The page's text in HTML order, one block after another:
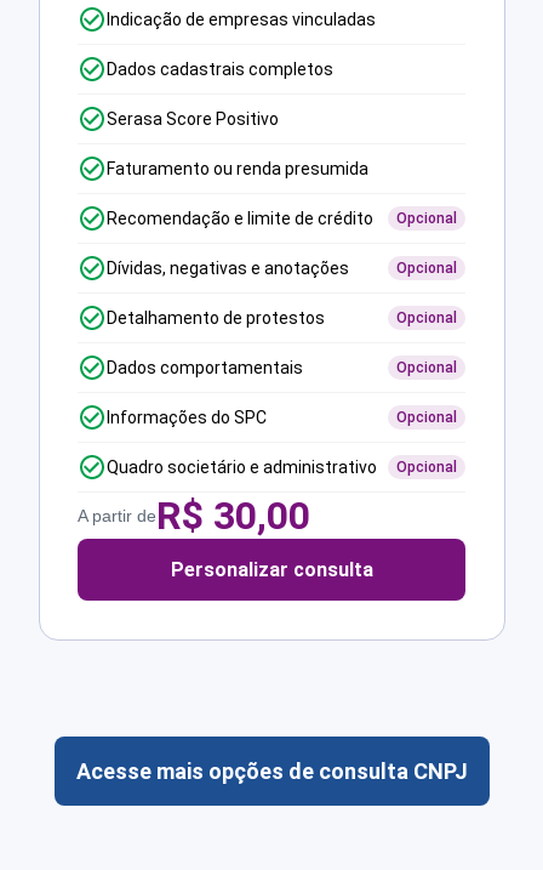
Indicação de empresas vinculadas
Dados cadastrais completos
Serasa Score Positivo
Faturamento ou renda presumida
Recomendação e limite de crédito Opcional
Dívidas, negativas e anotações Opcional
Detalhamento de protestos Opcional
Dados comportamentais Opcional
Informações do SPC Opcional
Quadro societário e administrativo Opcional
A partir deR$ 30,00
Personalizar consulta
Acesse mais opções de consulta CNPJ